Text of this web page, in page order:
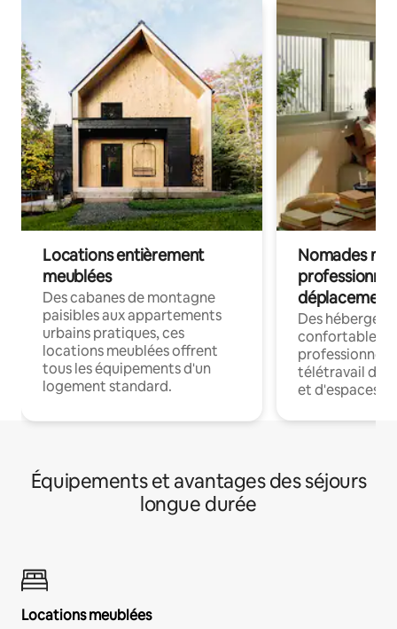
Locations entièrement
meublées
Des cabanes de montagne
paisibles aux appartements
urbains pratiques, ces
locations meublées offrent
tous les équipements d'un
logement standard.
Nomades
déplacement
Des
confortables
professionnels
télétravail
et d'espaces
Équipements et avantages des séjours
longue durée
Locations meublées